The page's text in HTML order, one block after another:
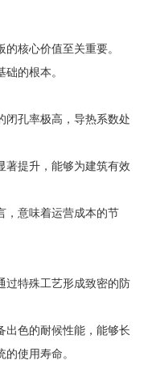
核心价值至关重要。
的根本。
闭孔率极高，导热系数处
著提升，能够为建筑有效
，意味着运营成本的节
过特殊工艺形成致密的防
出色的耐候性能，能够长
使用寿命。